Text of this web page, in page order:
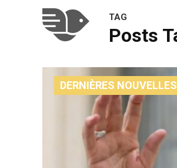
TAG
DERNIÈRES NOUVELLES